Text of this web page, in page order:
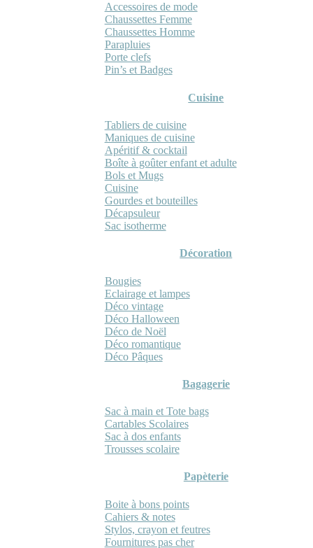
Accessoires de mode
Chaussettes Femme
Chaussettes Homme
Parapluies
Porte clefs
Pin’s et Badges
Cuisine
Tabliers de cuisine
Maniques de cuisine
Apéritif & cocktail
Boîte à goûter enfant et adulte
Bols et Mugs
Cuisine
Gourdes et bouteilles
Décapsuleur
Sac isotherme
Décoration
Bougies
Eclairage et lampes
Déco vintage
Déco Halloween
Déco de Noël
Déco romantique
Déco Pâques
Bagagerie
Sac à main et Tote bags
Cartables Scolaires
Sac à dos enfants
Trousses scolaire
Papèterie
Boite à bons points
Cahiers & notes
Stylos, crayon et feutres
Fournitures pas cher